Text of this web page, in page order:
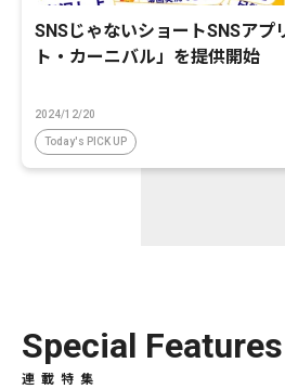
SNSじゃないショートSNSアプ
ト・カーニバル」を提供開始
2024/12/20
Today's PICK UP
Special Features
連載特集